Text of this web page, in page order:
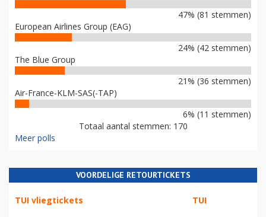
47% (81 stemmen)
European Airlines Group (EAG)
24% (42 stemmen)
The Blue Group
21% (36 stemmen)
Air-France-KLM-SAS(-TAP)
6% (11 stemmen)
Totaal aantal stemmen: 170
Meer polls
VOORDELIGE RETOURTICKETS
TUI vliegtickets TUI